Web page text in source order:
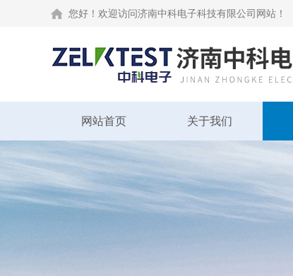
您好！欢迎访问济南中科电子科技有限公司网站！
网站首页 关于我们